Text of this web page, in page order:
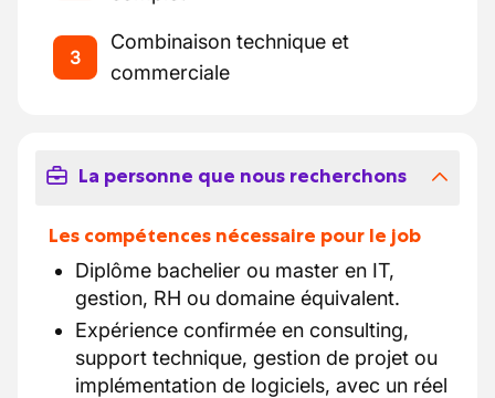
3
Combinaison technique et
commerciale
La personne que nous recherchons
Les compétences nécessaire pour le job
Diplôme bachelier ou master en IT,
gestion, RH ou domaine équivalent.
Expérience confirmée en consulting,
support technique, gestion de projet ou
implémentation de logiciels, avec un réel